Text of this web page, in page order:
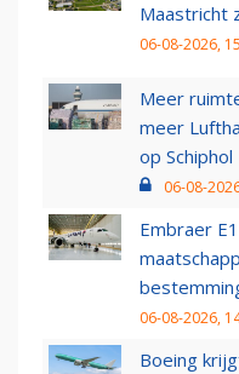
Maastricht
06-08-2026,
Meer
meer
op Schiphol
06-08-
Embraer
06-08-2026,
Boeing